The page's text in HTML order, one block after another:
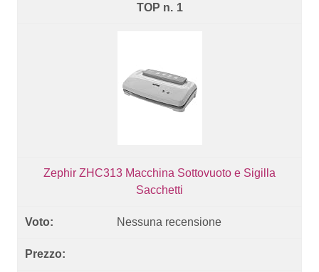
1
Zephir ZHC313 Macchina Sottovuoto e Sigilla
Sacchetti
Nessuna recensione